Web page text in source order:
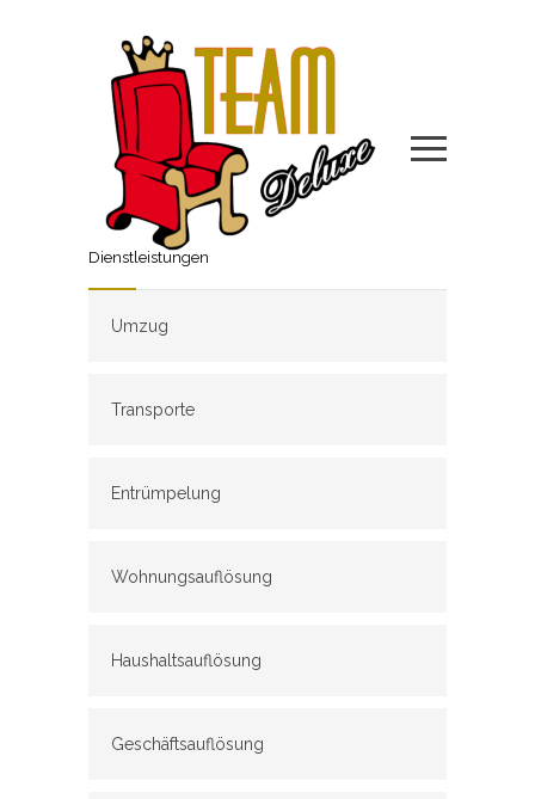
Dienstleistungen
Umzug
Transporte
Entrümpelung
Wohnungsauflösung
Haushaltsauflösung
Geschäftsauflösung